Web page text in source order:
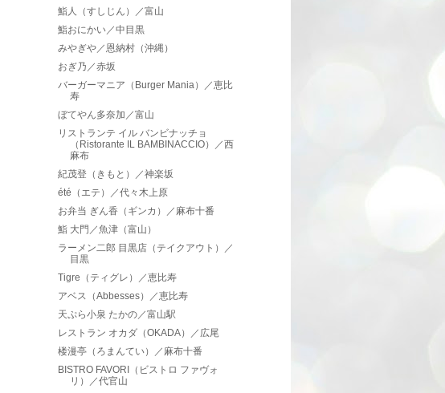
鮨人（すしじん）／富山
鮨おにかい／中目黒
みやぎや／恩納村（沖縄）
おぎ乃／赤坂
バーガーマニア（Burger Mania）／恵比
寿
ぼてやん多奈加／富山
リストランテ イル バンビナッチョ
（Ristorante IL BAMBINACCIO）／西
麻布
紀茂登（きもと）／神楽坂
été（エテ）／代々木上原
お弁当 ぎん香（ギンカ）／麻布十番
鮨 大門／魚津（富山）
ラーメン二郎 目黒店（テイクアウト）／
目黒
Tigre（ティグレ）／恵比寿
アベス（Abbesses）／恵比寿
天ぷら小泉 たかの／富山駅
レストラン オカダ（OKADA）／広尾
楼漫亭（ろまんてい）／麻布十番
BISTRO FAVORI（ビストロ ファヴォ
リ）／代官山